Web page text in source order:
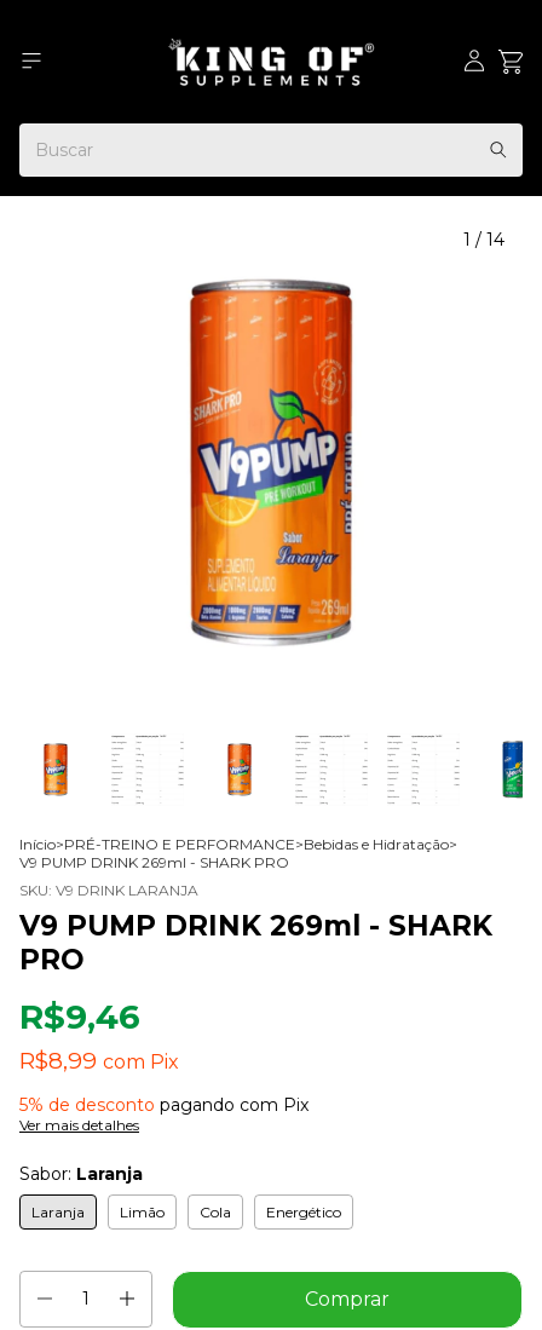
1 / 14
Início>PRÉ-TREINO E PERFORMANCE>Bebidas e Hidratação>
V9 PUMP DRINK 269ml - SHARK PRO
SKU: V9 DRINK LARANJA
V9 PUMP DRINK 269ml - SHARK
PRO
R$9,46
R$8,99 com Pix
5% de desconto pagando com Pix
Ver mais detalhes
Sabor: Laranja
Laranja Limão Cola Energético